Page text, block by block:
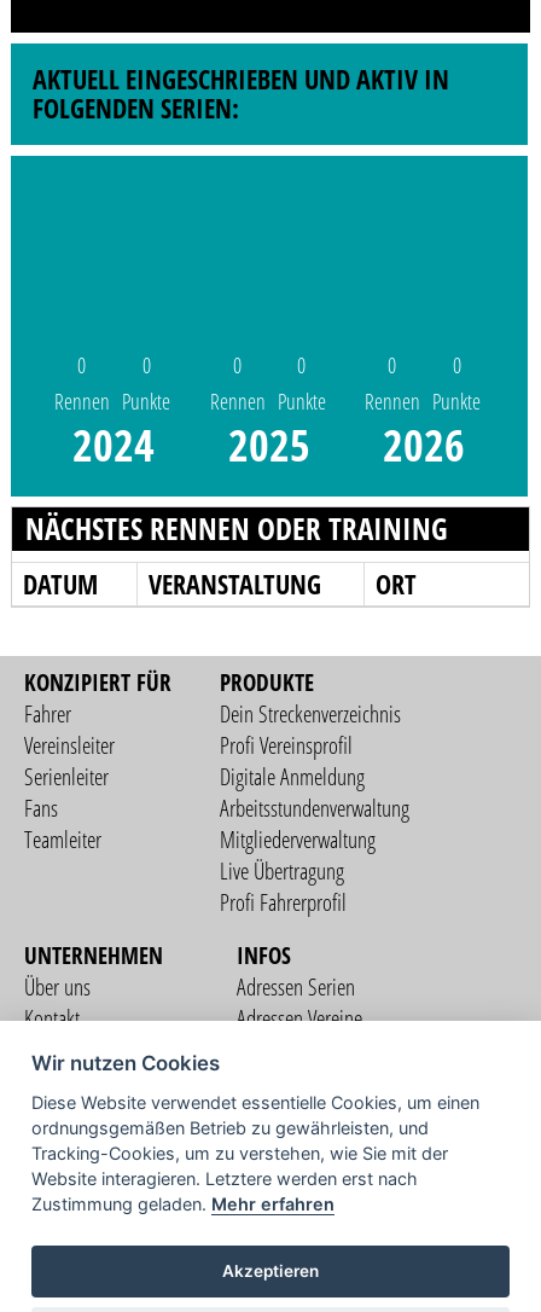
AKTUELL EINGESCHRIEBEN UND AKTIV IN
FOLGENDEN SERIEN:
0
Rennen
0
Punkte
2024
0
Rennen
0
Punkte
2025
0
Rennen
0
Punkte
2026
NÄCHSTES RENNEN ODER TRAINING
DATUM VERANSTALTUNG ORT
KONZIPIERT FÜR
Fahrer
Vereinsleiter
Serienleiter
Fans
Teamleiter
PRODUKTE
Dein Streckenverzeichnis
Profi Vereinsprofil
Digitale Anmeldung
Arbeitsstundenverwaltung
Mitgliederverwaltung
Live Übertragung
Profi Fahrerprofil
UNTERNEHMEN
Über uns
Kontakt
Nutzungsbedingungen
Datenschutzerklärung
Impressum
INFOS
Adressen Serien
Adressen Vereine
COMMUNITY
TV
Wir nutzen Cookies
Diese Website verwendet essentielle Cookies, um einen
ordnungsgemäßen Betrieb zu gewährleisten, und
Tracking-Cookies, um zu verstehen, wie Sie mit der
Website interagieren. Letztere werden erst nach
Zustimmung geladen. Mehr erfahren
Akzeptieren